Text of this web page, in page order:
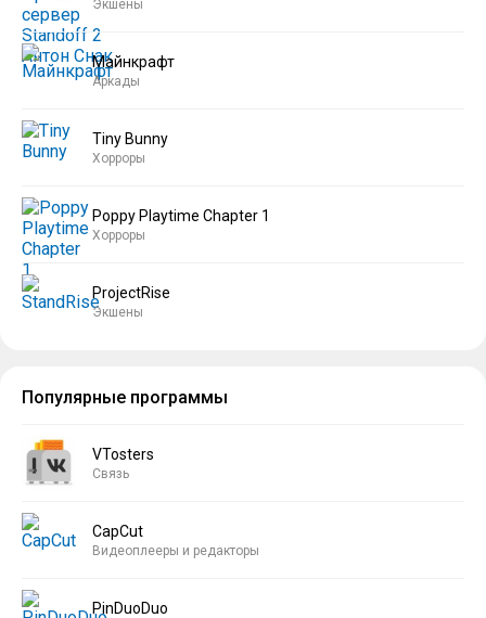
Экшены
Майнкрафт
Аркады
Tiny Bunny
Хорроры
Poppy Playtime Chapter 1
Хорроры
ProjectRise
Экшены
Популярные программы
VTosters
Связь
CapCut
Видеоплееры и редакторы
PinDuoDuo